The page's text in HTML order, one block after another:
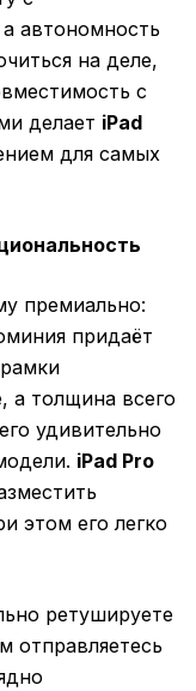
автономность
на деле,
с
делает iPad
для самых
премиально:
придаёт
а толщина всего
удивительно
iPad Pro
этом его легко
ретушируете
отправляетесь